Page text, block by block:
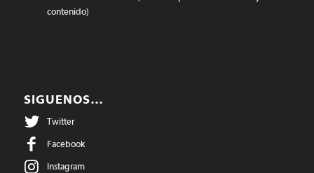
contenido)
SIGUENOS…
Twitter
Facebook
Instagram